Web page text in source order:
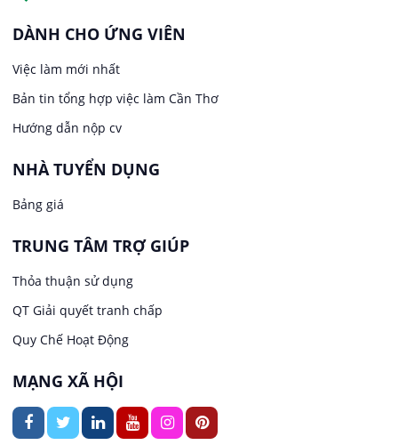
Kế toán
Lái xe
Lao Động Phổ Thông
Lễ tân
May mặc
Ngân hàng
Nhà hàng / Khách sạn
Việc làm tại Long Tuyền
Việc làm tại Hưng Phú
Việc làm tại Phước Thới
Việc làm tại Thới Long
Việc làm tại Trung Nhất
Việc làm tại Thuận Hưng
Việc làm tại Vị Thanh
DÀNH CHO ỨNG VIÊN
Việc làm mới nhất
Bản tin tổng hợp việc làm Cần Thơ
Hướng dẫn nộp cv
NHÀ TUYỂN DỤNG
Bảng giá
TRUNG TÂM TRỢ GIÚP
Thỏa thuận sử dụng
QT Giải quyết tranh chấp
Quy Chế Hoạt Động
MẠNG XÃ HỘI